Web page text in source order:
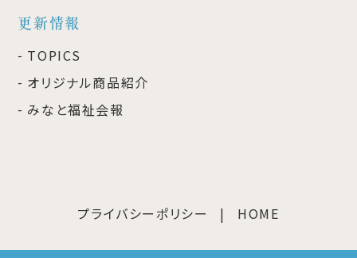
更新情報
TOPICS
オリジナル商品紹介
みなと福祉会報
プライバシーポリシー HOME